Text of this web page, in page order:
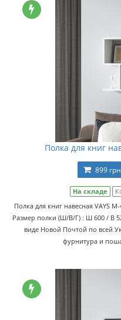
Полка для книг
899
На складе
Полка для книг навесная VAYS
Размер полки (Ш/В/Г) : Ш 600 / В
виде Новой Почтой по всей
фурнитура и